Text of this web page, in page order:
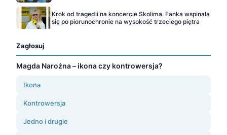
Krok od tragedii na koncercie Skolima. Fanka wspinała
się po piorunochronie na wysokość trzeciego piętra
Zagłosuj
Magda Narożna – ikona czy kontrowersja?
Ikona
Kontrowersja
Jedno i drugie